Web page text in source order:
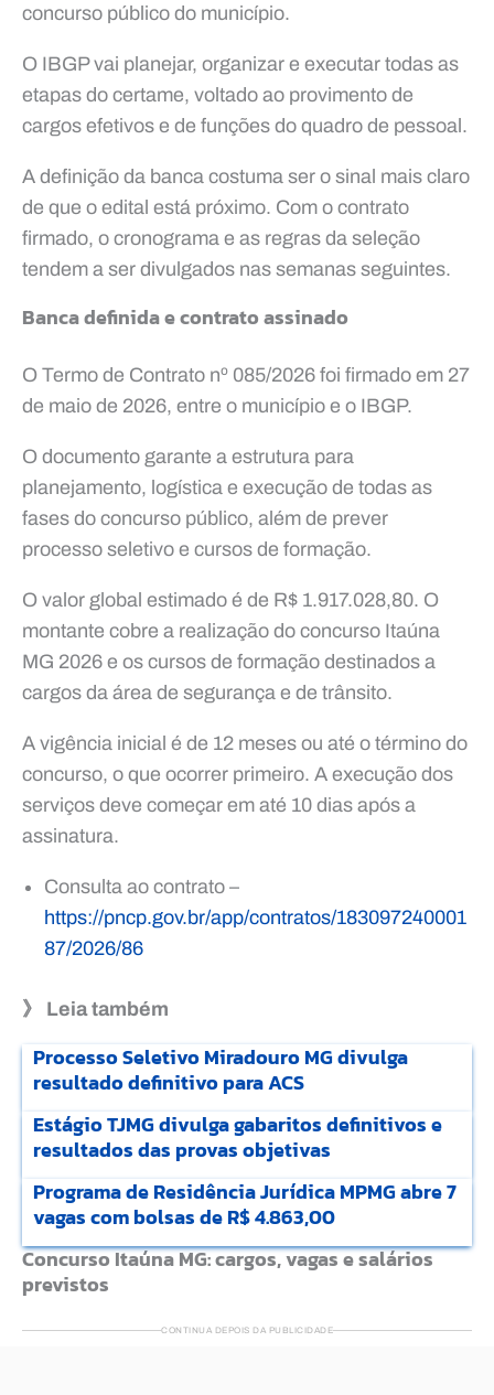
concurso público do município.
O IBGP vai planejar, organizar e executar todas as
etapas do certame, voltado ao provimento de
cargos efetivos e de funções do quadro de pessoal.
A definição da banca costuma ser o sinal mais claro
de que o edital está próximo. Com o contrato
firmado, o cronograma e as regras da seleção
tendem a ser divulgados nas semanas seguintes.
Banca definida e contrato assinado
O Termo de Contrato nº 085/2026 foi firmado em 27
de maio de 2026, entre o município e o IBGP.
O documento garante a estrutura para
planejamento, logística e execução de todas as
fases do concurso público, além de prever
processo seletivo e cursos de formação.
O valor global estimado é de R$ 1.917.028,80. O
montante cobre a realização do concurso Itaúna
MG 2026 e os cursos de formação destinados a
cargos da área de segurança e de trânsito.
A vigência inicial é de 12 meses ou até o término do
concurso, o que ocorrer primeiro. A execução dos
serviços deve começar em até 10 dias após a
assinatura.
Consulta ao contrato –
https://pncp.gov.br/app/contratos/183097240001
87/2026/86
》 Leia também
Processo Seletivo Miradouro MG divulga
resultado definitivo para ACS
Estágio TJMG divulga gabaritos definitivos e
resultados das provas objetivas
Programa de Residência Jurídica MPMG abre 7
vagas com bolsas de R$ 4.863,00
Concurso Itaúna MG: cargos, vagas e salários
previstos
CONTINUA DEPOIS DA PUBLICIDADE